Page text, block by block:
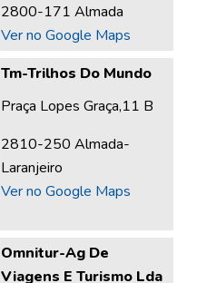
2800-171 Almada
Ver no Google Maps
Tm-Trilhos Do Mundo
Praça Lopes Graça,11 B
2810-250 Almada-
Laranjeiro
Ver no Google Maps
Omnitur-Ag De
Viagens E Turismo Lda